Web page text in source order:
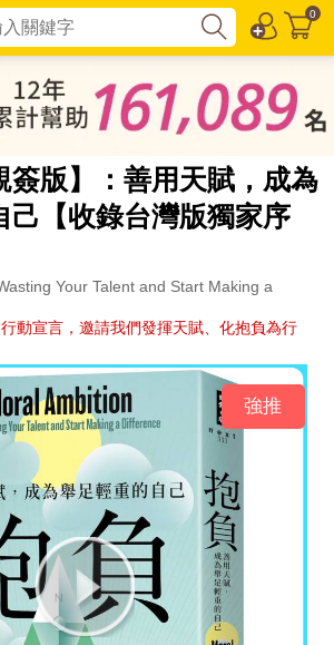
0
簽版】：善用天賦，成為
己【收錄台灣版獨家序
Your Talent and Start Making a
動宣言，邀請我們發揮天賦、化抱負為行
強推